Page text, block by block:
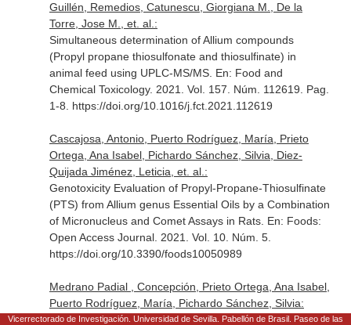
Guillén, Remedios, Catunescu, Giorgiana M., De la
Torre, Jose M., et. al.:
Simultaneous determination of Allium compounds
(Propyl propane thiosulfonate and thiosulfinate) in
animal feed using UPLC-MS/MS. En: Food and
Chemical Toxicology. 2021. Vol. 157. Núm. 112619. Pag.
1-8. https://doi.org/10.1016/j.fct.2021.112619
Cascajosa, Antonio, Puerto Rodríguez, María, Prieto
Ortega, Ana Isabel, Pichardo Sánchez, Silvia, Diez-
Quijada Jiménez, Leticia, et. al.:
Genotoxicity Evaluation of Propyl-Propane-Thiosulfinate
(PTS) from Allium genus Essential Oils by a Combination
of Micronucleus and Comet Assays in Rats. En: Foods:
Open Access Journal. 2021. Vol. 10. Núm. 5.
https://doi.org/10.3390/foods10050989
Medrano Padial , Concepción, Prieto Ortega, Ana Isabel,
Puerto Rodríguez, María, Pichardo Sánchez, Silvia:
Toxicological Evaluation of Piceatannol, Pterostilbene,
Vicerrectorado de Investigación. Universidad de Sevilla. Pabellón de Brasil. Paseo de las